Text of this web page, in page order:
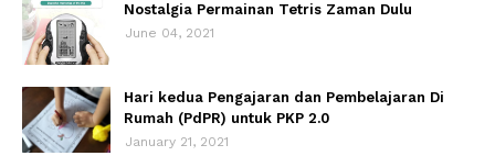
Nostalgia Permainan Tetris Zaman Dulu
June 04, 2021
Hari kedua Pengajaran dan Pembelajaran Di
Rumah (PdPR) untuk PKP 2.0
January 21, 2021